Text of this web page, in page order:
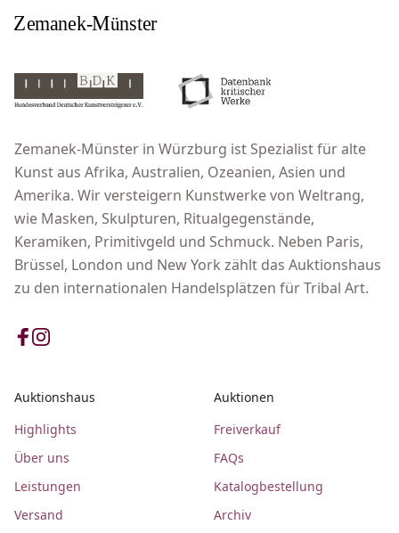
Zemanek-Münster in Würzburg ist Spezialist für alte
Kunst aus Afrika, Australien, Ozeanien, Asien und
Amerika. Wir versteigern Kunstwerke von Weltrang,
wie Masken, Skulpturen, Ritualgegenstände,
Keramiken, Primitivgeld und Schmuck. Neben Paris,
Brüssel, London und New York zählt das Auktionshaus
zu den internationalen Handelsplätzen für Tribal Art.
Auktionshaus
Highlights
Über uns
Leistungen
Versand
Auktionen
Freiverkauf
FAQs
Katalogbestellung
Archiv